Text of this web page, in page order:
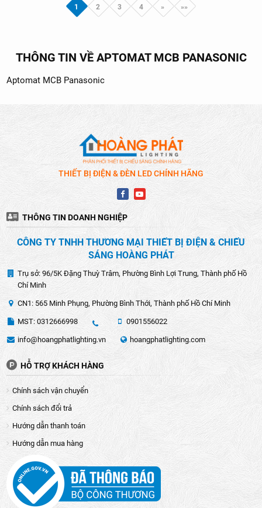
1 2 3 4 » »»
THÔNG TIN VỀ APTOMAT MCB PANASONIC
Aptomat MCB Panasonic
THIẾT BỊ ĐIỆN & ĐÈN LED CHÍNH HÃNG
THÔNG TIN DOANH NGHIỆP
CÔNG TY TNHH THƯƠNG MẠI THIẾT BỊ ĐIỆN & CHIẾU
SÁNG HOÀNG PHÁT
Trụ sở: 96/5K Đặng Thuỳ Trâm, Phường Bình Lợi Trung, Thành phố Hồ
Chí Minh
CN1: 565 Minh Phụng, Phường Bình Thới, Thành phố Hồ Chí Minh
MST: 0312666998 0901556022
info@hoangphatlighting.vn hoangphatlighting.com
HỖ TRỢ KHÁCH HÀNG
Chính sách vận chuyển
Chính sách đổi trả
Hướng dẫn thanh toán
Hướng dẫn mua hàng